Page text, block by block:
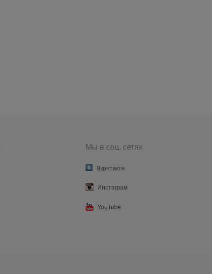
Мы в соц. сетях
Вконтакте
Инстаграм
YouTube